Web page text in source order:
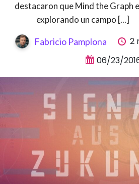
destacaron que Mind the Graph
explorando un campo [...]
Fabricio Pamplona
2
06/23/